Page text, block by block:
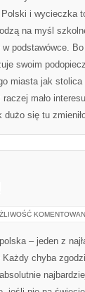
i wycieczka
na myśl
podstawówce.
swoim
miasta jak
mało
dużo się tu
– jeden z
Każdy chyba